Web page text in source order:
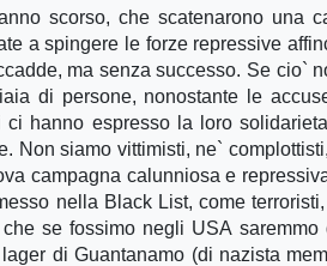
scorso, che scatenarono una
a spingere le forze repressive
ma senza successo. Se cio`
di persone, nonostante le
hanno espresso la loro
Non siamo vittimisti, ne`
campagna calunniosa e
nella Black List, come
se fossimo negli USA
di Guantanamo (di nazista